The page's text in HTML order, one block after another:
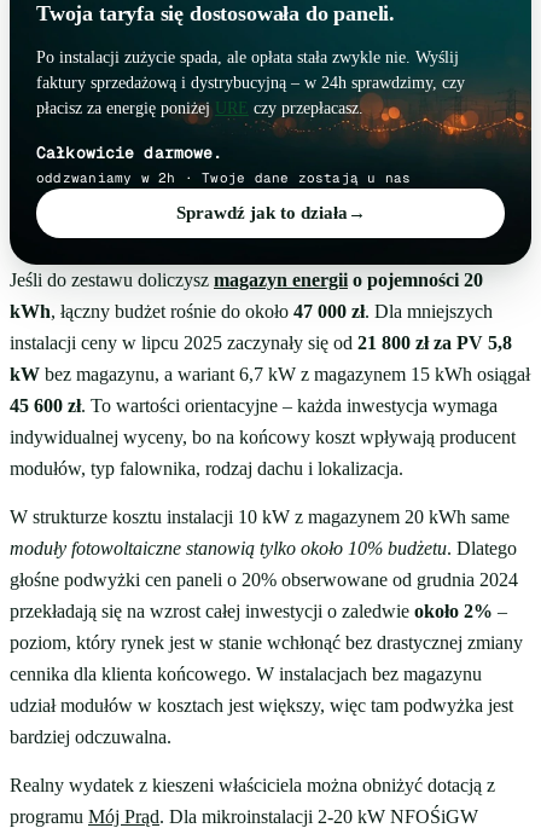
Twoja taryfa się dostosowała do paneli.
Po instalacji zużycie spada, ale opłata stała zwykle nie. Wyślij
faktury sprzedażową i dystrybucyjną – w 24h sprawdzimy, czy
płacisz za energię poniżej URE czy przepłacasz.
Sprawdź jak to działa →
Całkowicie darmowe.
oddzwaniamy w 2h · Twoje dane zostają u nas
Jeśli do zestawu doliczysz magazyn energii o pojemności 20
kWh, łączny budżet rośnie do około 47 000 zł. Dla mniejszych
instalacji ceny w lipcu 2025 zaczynały się od 21 800 zł za PV 5,8
kW bez magazynu, a wariant 6,7 kW z magazynem 15 kWh osiągał
45 600 zł. To wartości orientacyjne – każda inwestycja wymaga
indywidualnej wyceny, bo na końcowy koszt wpływają producent
modułów, typ falownika, rodzaj dachu i lokalizacja.
W strukturze kosztu instalacji 10 kW z magazynem 20 kWh same
moduły fotowoltaiczne stanowią tylko około 10% budżetu. Dlatego
głośne podwyżki cen paneli o 20% obserwowane od grudnia 2024
przekładają się na wzrost całej inwestycji o zaledwie około 2% –
poziom, który rynek jest w stanie wchłonąć bez drastycznej zmiany
cennika dla klienta końcowego. W instalacjach bez magazynu
udział modułów w kosztach jest większy, więc tam podwyżka jest
bardziej odczuwalna.
Realny wydatek z kieszeni właściciela można obniżyć dotacją z
programu Mój Prąd. Dla mikroinstalacji 2-20 kW NFOŚiGW